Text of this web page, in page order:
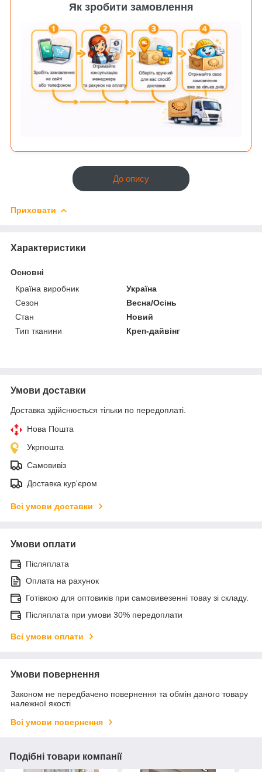
Як зробити замовлення
До опису
Приховати
Характеристики
Основні
Країна виробник
Україна
Сезон
Весна/Осінь
Стан
Новий
Тип тканини
Креп-дайвінг
Умови доставки
Доставка здійснюється тільки по передоплаті.
Нова Пошта
Укрпошта
Самовивіз
Доставка кур'єром
Всі умови доставки
Умови оплати
Післяплата
Оплата на рахунок
Готівкою для оптовиків при самовивезенні товау зі складу.
Післяплата при умови 30% передоплати
Всі умови оплати
Умови повернення
Законом не передбачено повернення та обмін даного товару
належної якості
Всі умови повернення
Подібні товари компанії